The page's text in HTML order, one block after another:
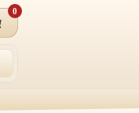
0